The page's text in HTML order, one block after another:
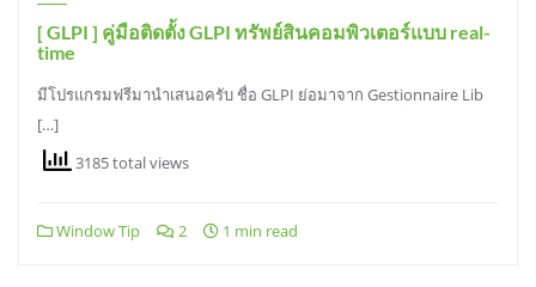
[ GLPI ] คู่มือติดตั้ง GLPI ทรัพย์สินคอมพิวเตอร์แบบ real-
time
มีโปรแกรมฟรีมานำเสนอครับ ชื่อ GLPI ย่อมาจาก Gestionnaire Lib
[…]
3185 total views
Window Tip 2 1 min read